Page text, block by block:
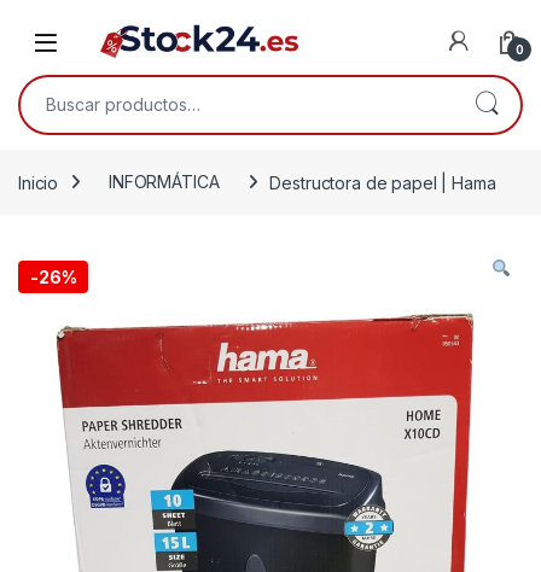
Open 0
Buscar por:
Inicio INFORMÁTICA Destructora de papel | Hama
-26%